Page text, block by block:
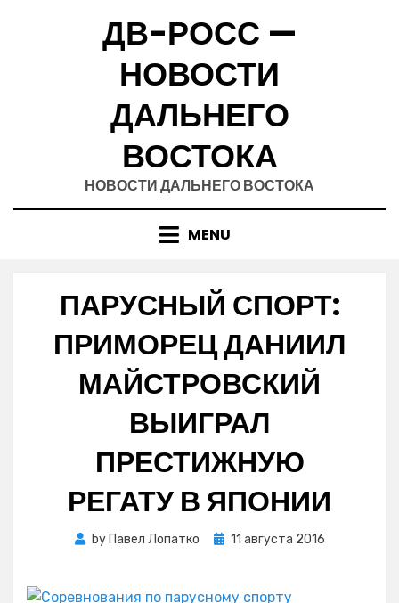
ДВ-РОСС —
НОВОСТИ
ДАЛЬНЕГО
ВОСТОКА
НОВОСТИ ДАЛЬНЕГО ВОСТОКА
MENU
ПАРУСНЫЙ СПОРТ:
ПРИМОРЕЦ ДАНИИЛ
МАЙСТРОВСКИЙ
ВЫИГРАЛ
ПРЕСТИЖНУЮ
РЕГАТУ В ЯПОНИИ
by Павел Лопатко
Posted
11 августа 2016